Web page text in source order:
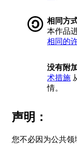
相同方
本作品
相同的
没有附
术措施
情。
声明：
您不必因为公共